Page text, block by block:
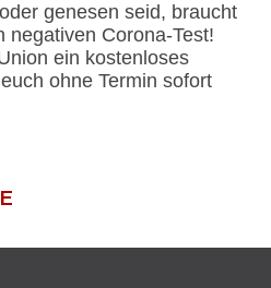
genesen seid, braucht
negativen Corona-Test!
ein kostenloses
ohne Termin sofort